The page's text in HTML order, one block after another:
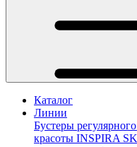
Каталог
Линии
Бустеры
красоты INSPIRA